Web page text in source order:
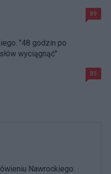
89
"48 godzin po
wyciągnąć"
85
Nawrockiego.